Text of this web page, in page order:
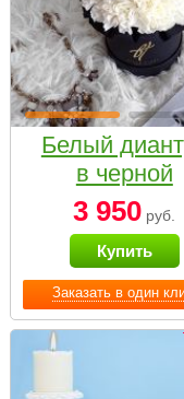
Заказать в один
Белый
в черной
коробке
3 950 руб.
Купить